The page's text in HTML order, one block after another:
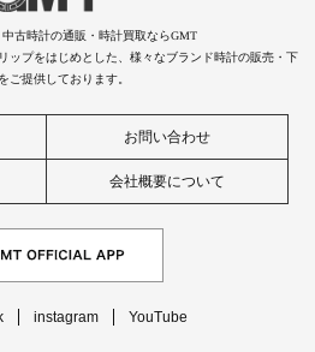
古時計の通販・時計買取ならGMT
ップをはじめとした、様々なブランド時計の販売・下
ご提供しております。
お問い合わせ
会社概要について
instagram YouTube